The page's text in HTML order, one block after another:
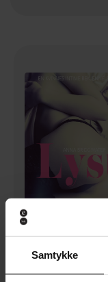
Samtykke
20,-